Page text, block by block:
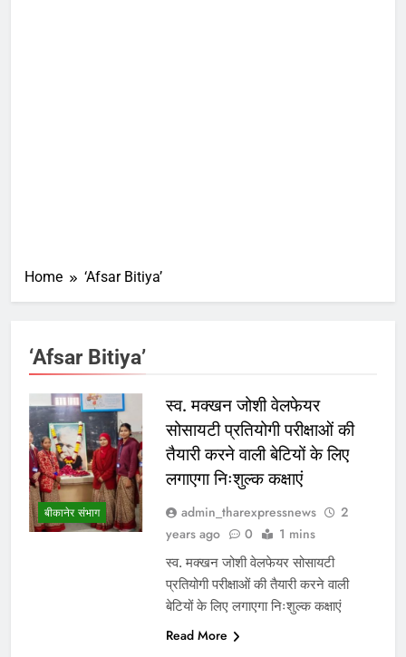
Home ‘Afsar Bitiya’
‘Afsar Bitiya’
बीकानेर संभाग
स्व. मक्खन जोशी वेलफेयर
सोसायटी प्रतियोगी परीक्षाओं की
तैयारी करने वाली बेटियों के लिए
लगाएगा निःशुल्क कक्षाएं
admin_tharexpressnews
2
years ago
0 1 mins
स्व. मक्खन जोशी वेलफेयर सोसायटी
प्रतियोगी परीक्षाओं की तैयारी करने वाली
बेटियों के लिए लगाएगा निःशुल्क कक्षाएं
Read More